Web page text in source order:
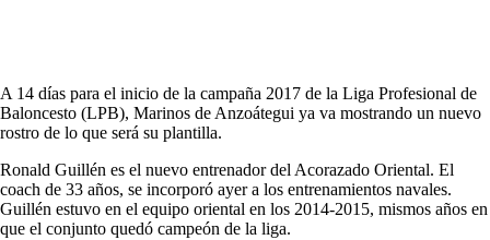
A 14 días para el inicio de la campaña 2017 de la Liga Profesional de
Baloncesto (LPB), Marinos de Anzoátegui ya va mostrando un nuevo
rostro de lo que será su plantilla.
Ronald Guillén es el nuevo entrenador del Acorazado Oriental. El
coach de 33 años, se incorporó ayer a los entrenamientos navales.
Guillén estuvo en el equipo oriental en los 2014-2015, mismos años en
que el conjunto quedó campeón de la liga.